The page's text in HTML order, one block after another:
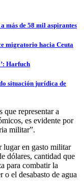
más de 58 mil aspirantes
migratorio hacia Ceuta
Harfuch
situación jurídica de
que representar a
es evidente por
militar”.
lugar en gasto militar
dólares, cantidad que
para combatir la
o el desabasto de agua